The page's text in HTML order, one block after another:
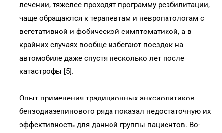
лечении, тяжелее проходят программу реабилитации,
чаще обращаются к терапевтам и невропатологам с
вегетативной и фобической симптоматикой, а в
крайних случаях вообще избегают поездок на
автомобиле даже спустя несколько лет после
катастрофы [5].
Опыт применения традиционных анксиолитиков
бензодиазепинового ряда показал недостаточную их
эффективность для данной группы пациентов. Во-